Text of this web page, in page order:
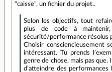
"caisse", un fichier du projet..
Selon les objectifs, tout
plus de code à
sécurité/performance résolus
Choisir consciencieusement
intéressant. Tu prends
genre de chose, mais pas
d’atteindre des